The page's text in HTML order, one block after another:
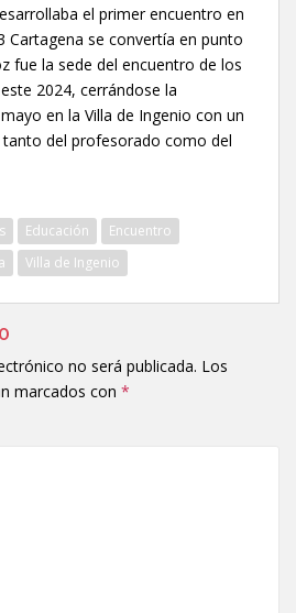
el primer encuentro en
Cartagena se convertía en punto
fue la sede del encuentro de los
2024, cerrándose la
en la Villa de Ingenio con un
del profesorado como del
Educación
Encuentro
Villa de Ingenio
no será publicada. Los
marcados con *